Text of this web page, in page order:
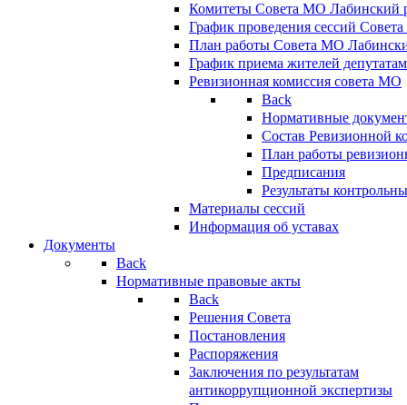
Комитеты Совета МО Лабинский
График проведения сессий
План работы Совета МО
График приема жителей
Ревизионная комиссия совета МО
Back
Нормативные
Состав Ревизионной
План работы
Предписания
Результаты
Материалы сессий
Информация об уставах
Документы
Back
Нормативные правовые акты
Back
Решения Совета
Постановления
Распоряжения
Заключения по результатам
антикоррупционной экспертизы